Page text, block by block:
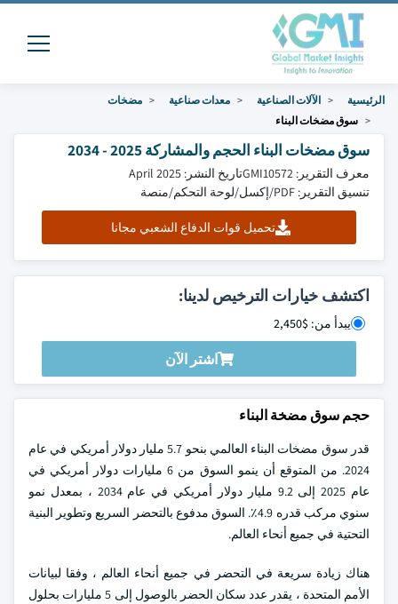
الرئيسية الآلات الصناعية معدات صناعية
مضخات
سوق مضخات البناء
سوق مضخات البناء الحجم والمشاركة 2025 - 2034
معرف التقرير: GMI10572
تاريخ النشر: April 2025
تنسيق التقرير: PDF/إكسل/لوحة التحكم/منصة
تحميل قوات الدفاع الشعبي مجانا
اكتشف خيارات الترخيص لدينا:
يبدأ من: $2,450
اشتر الآن
حجم سوق مضخة البناء
قدر سوق مضخات البناء العالمي بنحو 5.7 مليار دولار أمريكي في عام
2024. من المتوقع أن ينمو السوق من 6 مليارات دولار أمريكي في
عام 2025 إلى 9.2 مليار دولار أمريكي في عام 2034 ، بمعدل نمو
سنوي مركب قدره 4.9٪. السوق مدفوع بالتحضر السريع وتطوير البنية
التحتية في جميع أنحاء العالم.
هناك زيادة سريعة في التحضر في جميع أنحاء العالم ، وفقا لبيانات
الأمم المتحدة ، يقدر عدد سكان الحضر بالوصول إلى 5 مليارات بحلول